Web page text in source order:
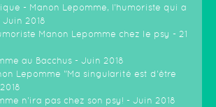
- Manon Lepomme, l'humoriste qui a
2018
Manon Lepomme chez le psy - 21
au Bacchus - Juin 2018
Lepomme "Ma singularité est d'être
n'ira pas chez son psy! - Juin 2018